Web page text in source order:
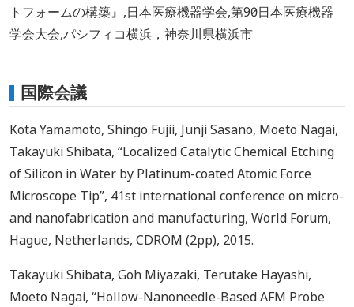
トフォームの構築』,日本医療機器学会,第90回日本医療機器
学会大会,パシフィコ横浜，神奈川県横浜市
国際会議
Kota Yamamoto, Shingo Fujii, Junji Sasano, Moeto Nagai,
Takayuki Shibata, “Localized Catalytic Chemical Etching
of Silicon in Water by Platinum-coated Atomic Force
Microscope Tip”, 41st international conference on micro-
and nanofabrication and manufacturing, World Forum,
Hague, Netherlands, CDROM (2pp), 2015.
Takayuki Shibata, Goh Miyazaki, Terutake Hayashi,
Moeto Nagai, “Hollow-Nanoneedle-Based AFM Probe